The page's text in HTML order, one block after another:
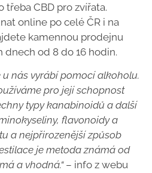
třeba CBD pro zvířata.
online po celé ČR i na
kamennou prodejnu
od 8 do 16 hodin.
u nás vyrábí pomocí alkoholu.
pro její schopnost
typy kanabinoidů a další
flavonoidy a
a nejpřirozenější způsob
je metoda známá od
a vhodná.“– info z webu